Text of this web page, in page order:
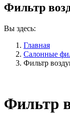
Фильтр
Вы здесь:
Главная
Салонные
Фильтр
Фильтр